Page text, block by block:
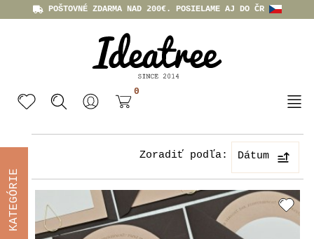
POŠTOVNÉ ZDARMA NAD 200€. POSIELAME AJ DO ČR
0
Zoradiť podľa: Dátum
KATEGÓRIE